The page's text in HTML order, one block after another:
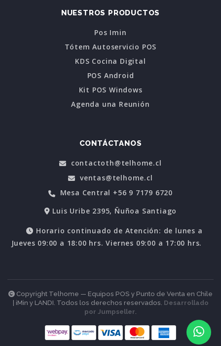
NUESTROS PRODUCTOS
Pos Imin
Tótem Autoservicio POS
KDS Cocina Digital
POS Android
Kit POS Windows
Agenda una Reunión
CONTÁCTANOS
contactoth@telhome.cl
ventas@telhome.cl
Mesa Central +56 9 7179 6720
Luis Uribe 2395, Ñuñoa Santiago
Horario continuado de Atención: de lunes a
Jueves 09:00 a 18:00 hrs. Viernes 09:00 a 17:00 hrs.
Copyright Telhome — Equipos POS y Punto de Venta en Chile
| iMin y LANDI. Todos los derechos reservados. Desarrollado
por Jumpseller